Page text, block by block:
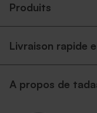
Enveloppe carrée
Produits
Livraison rapide
A propos de